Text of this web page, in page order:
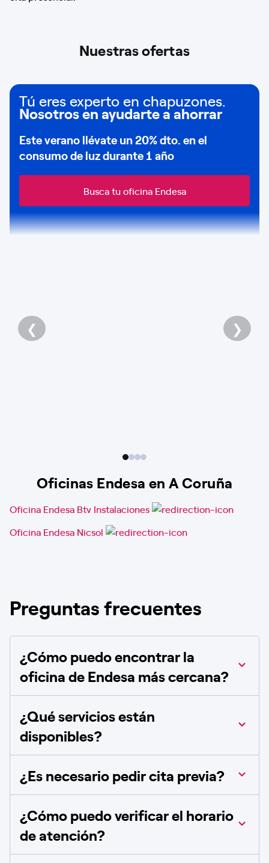
Nuestras ofertas
Tú eres experto en chapuzones.
Nosotros en ayudarte a ahorrar
Este verano llévate un20% dto. en el
consumo deluz durante 1 año
Busca tu oficina Endesa
❮ ❯
Oficinas Endesa en A Coruña
Oficina Endesa Btv Instalaciones
Oficina Endesa Nicsol
Preguntas frecuentes
¿Cómo puedo encontrar la
oficina de Endesa más cercana?
¿Qué servicios están
disponibles?
¿Es necesario pedir cita previa?
¿Cómo puedo verificar el horario
de atención?